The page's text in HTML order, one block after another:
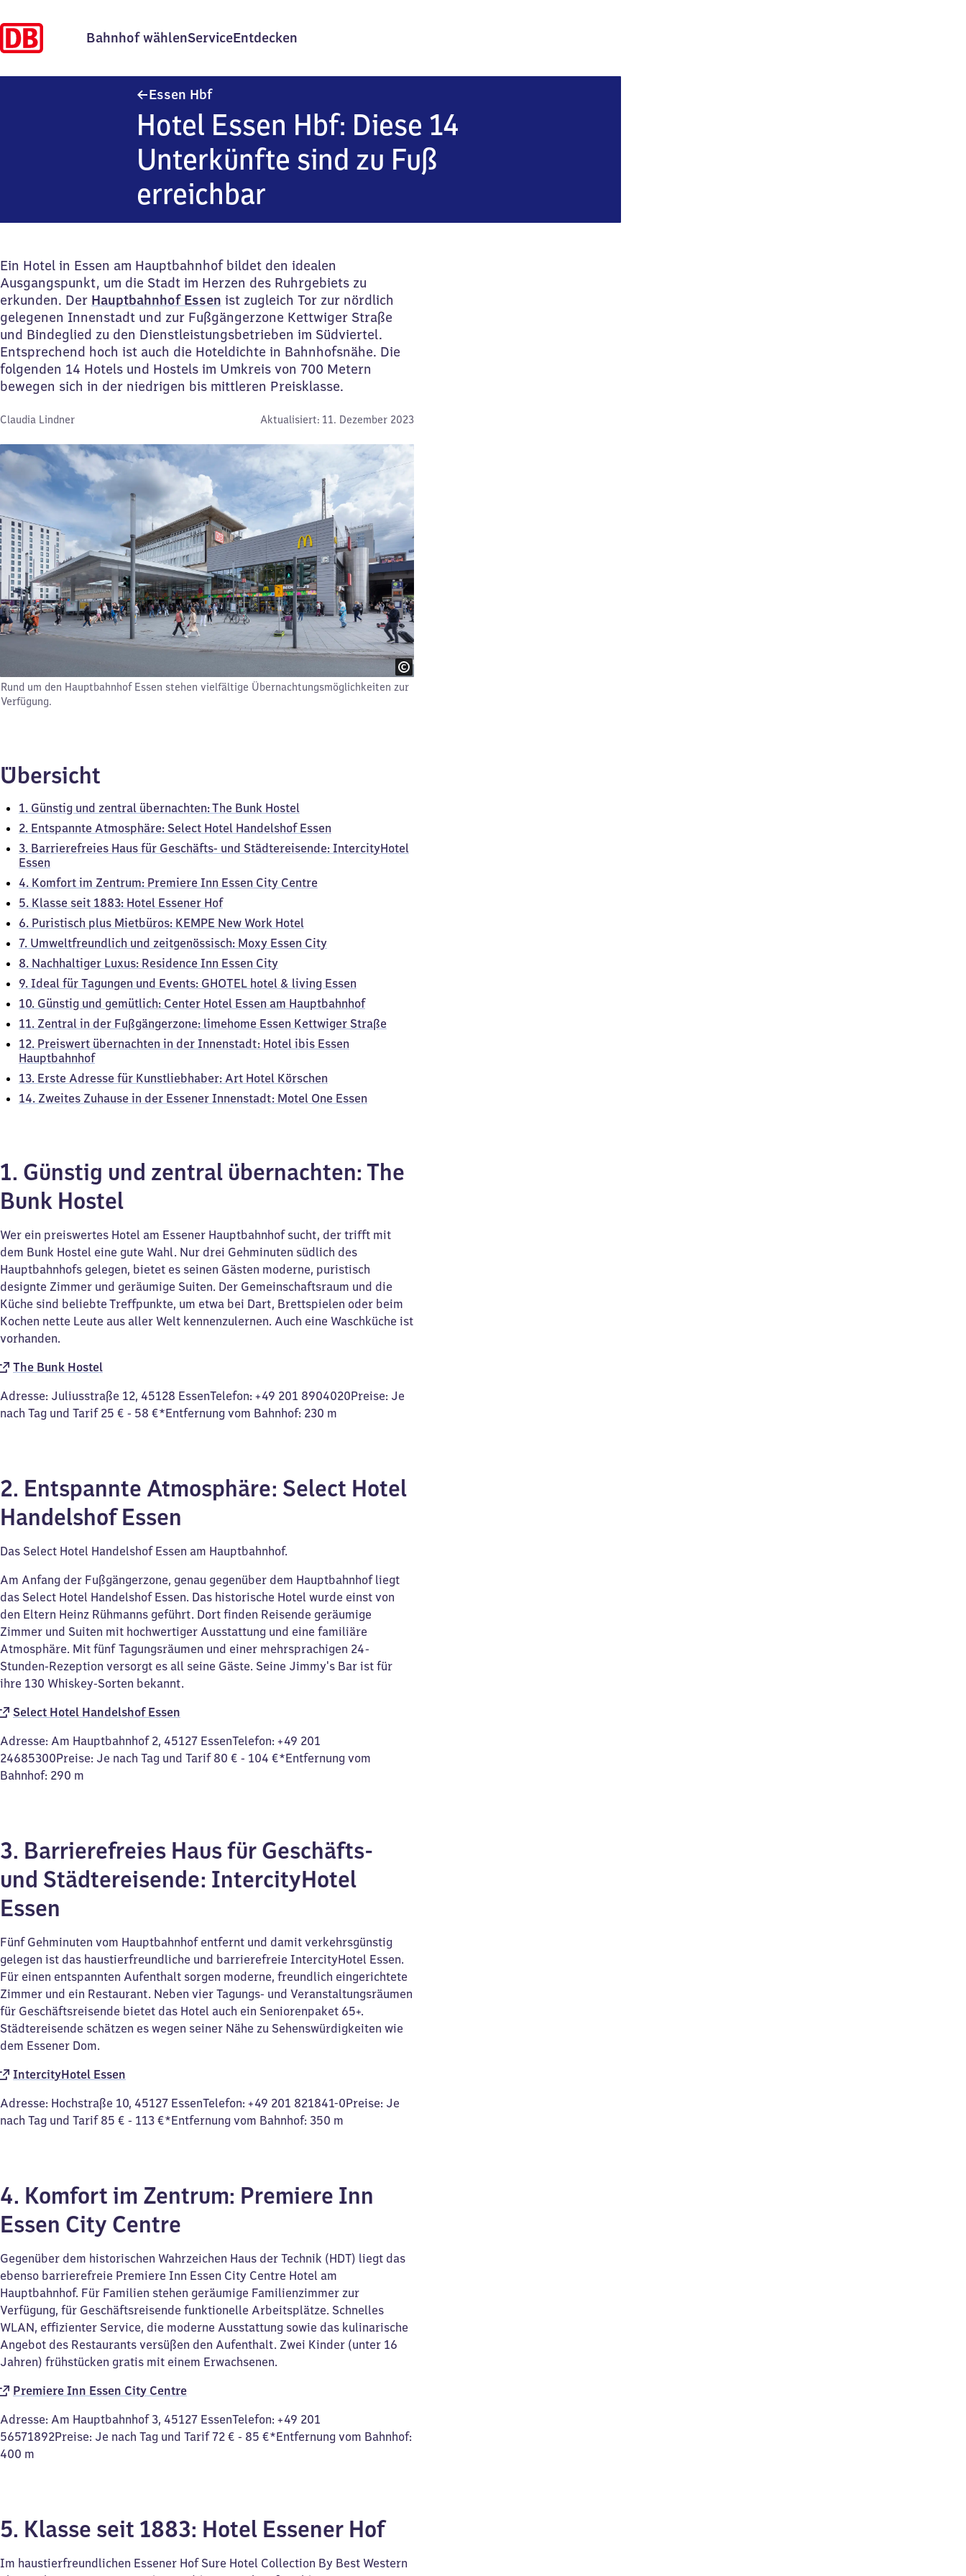
Bahnhof wählenServiceEntdecken
Essen HbfEssen Hauptbahnhof
Hotel Essen Hbf: Diese 14
Unterkünfte sind zu Fuß
erreichbar
Ein Hotel in Essen am Hauptbahnhof bildet den idealen
Ausgangspunkt, um die Stadt im Herzen des Ruhrgebiets zu
erkunden. Der Hauptbahnhof Essen ist zugleich Tor zur nördlich
gelegenen Innenstadt und zur Fußgängerzone Kettwiger Straße
und Bindeglied zu den Dienstleistungsbetrieben im Südviertel.
Entsprechend hoch ist auch die Hoteldichte in Bahnhofsnähe. Die
folgenden 14 Hotels und Hostels im Umkreis von 700 Metern
bewegen sich in der niedrigen bis mittleren Preisklasse.
Von:
Claudia Lindner Aktualisiert: 11. Dezember 2023
Rund um den Hauptbahnhof Essen stehen vielfältige Übernachtungsmöglichkeiten zur
Verfügung.
Übersicht
1. Günstig und zentral übernachten: The Bunk Hostel
2. Entspannte Atmosphäre: Select Hotel Handelshof Essen
3. Barrierefreies Haus für Geschäfts- und Städtereisende: IntercityHotel
Essen
4. Komfort im Zentrum: Premiere Inn Essen City Centre
5. Klasse seit 1883: Hotel Essener Hof
6. Puristisch plus Mietbüros: KEMPE New Work Hotel
7. Umweltfreundlich und zeitgenössisch: Moxy Essen City
8. Nachhaltiger Luxus: Residence Inn Essen City
9. Ideal für Tagungen und Events: GHOTEL hotel & living Essen
10. Günstig und gemütlich: Center Hotel Essen am Hauptbahnhof
11. Zentral in der Fußgängerzone: limehome Essen Kettwiger Straße
12. Preiswert übernachten in der Innenstadt: Hotel ibis Essen
Hauptbahnhof
13. Erste Adresse für Kunstliebhaber: Art Hotel Körschen
14. Zweites Zuhause in der Essener Innenstadt: Motel One Essen
1. Günstig und zentral übernachten: The
Bunk Hostel
Wer ein preiswertes Hotel am Essener Hauptbahnhof sucht, der trifft mit
dem Bunk Hostel eine gute Wahl. Nur drei Gehminuten südlich des
Hauptbahnhofs gelegen, bietet es seinen Gästen moderne, puristisch
designte Zimmer und geräumige Suiten. Der Gemeinschaftsraum und die
Küche sind beliebte Treffpunkte, um etwa bei Dart, Brettspielen oder beim
Kochen nette Leute aus aller Welt kennenzulernen. Auch eine Waschküche ist
vorhanden.
The Bunk Hostel
Adresse: Juliusstraße 12, 45128 EssenTelefon: +49 201 8904020Preise: Je
nach Tag und Tarif 25 € - 58 €*Entfernung vom Bahnhof: 230 m
2. Entspannte Atmosphäre: Select Hotel
Handelshof Essen
Das Select Hotel Handelshof Essen am Hauptbahnhof.
Am Anfang der Fußgängerzone, genau gegenüber dem Hauptbahnhof liegt
das Select Hotel Handelshof Essen. Das historische Hotel wurde einst von
den Eltern Heinz Rühmanns geführt. Dort finden Reisende geräumige
Zimmer und Suiten mit hochwertiger Ausstattung und eine familiäre
Atmosphäre. Mit fünf Tagungsräumen und einer mehrsprachigen 24-
Stunden-Rezeption versorgt es all seine Gäste. Seine Jimmy's Bar ist für
ihre 130 Whiskey-Sorten bekannt.
Select Hotel Handelshof Essen
Adresse: Am Hauptbahnhof 2, 45127 EssenTelefon: +49 201
24685300Preise: Je nach Tag und Tarif 80 € - 104 €*Entfernung vom
Bahnhof: 290 m
3. Barrierefreies Haus für Geschäfts-
und Städtereisende: IntercityHotel
Essen
Fünf Gehminuten vom Hauptbahnhof entfernt und damit verkehrsgünstig
gelegen ist das haustierfreundliche und barrierefreie IntercityHotel Essen.
Für einen entspannten Aufenthalt sorgen moderne, freundlich eingerichtete
Zimmer und ein Restaurant. Neben vier Tagungs- und Veranstaltungsräumen
für Geschäftsreisende bietet das Hotel auch ein Seniorenpaket 65+.
Städtereisende schätzen es wegen seiner Nähe zu Sehenswürdigkeiten wie
dem Essener Dom.
IntercityHotel Essen
Adresse: Hochstraße 10, 45127 EssenTelefon: +49 201 821841-0Preise: Je
nach Tag und Tarif 85 € - 113 €*Entfernung vom Bahnhof: 350 m
4. Komfort im Zentrum: Premiere Inn
Essen City Centre
Gegenüber dem historischen Wahrzeichen Haus der Technik (HDT) liegt das
ebenso barrierefreie Premiere Inn Essen City Centre Hotel am
Hauptbahnhof. Für Familien stehen geräumige Familienzimmer zur
Verfügung, für Geschäftsreisende funktionelle Arbeitsplätze. Schnelles
WLAN, effizienter Service, die moderne Ausstattung sowie das kulinarische
Angebot des Restaurants versüßen den Aufenthalt. Zwei Kinder (unter 16
Jahren) frühstücken gratis mit einem Erwachsenen.
Premiere Inn Essen City Centre
Adresse: Am Hauptbahnhof 3, 45127 EssenTelefon: +49 201
56571892Preise: Je nach Tag und Tarif 72 € - 85 €*Entfernung vom Bahnhof:
400 m
5. Klasse seit 1883: Hotel Essener Hof
Im haustierfreundlichen Essener Hof Sure Hotel Collection By Best Western